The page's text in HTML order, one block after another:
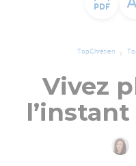
TopChrétien
Vivez